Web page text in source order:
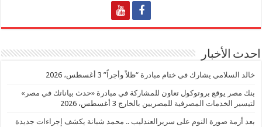
احدث الأخبار
خالد السلامي يشارك في ختام مبادرة “ظلاً وأجراً” 3 أغسطس، 2026
بنك مصر يوقع بروتوكول تعاون للمشاركة في مبادرة «حدث بياناتك في مصر»
لتيسير الخدمات المصرفية للمصريين بالخارج 3 أغسطس، 2026
بعد أزمة صورة النوم على سريرالعندليب .. محمد شبانة يكشف إجراءات جديدة